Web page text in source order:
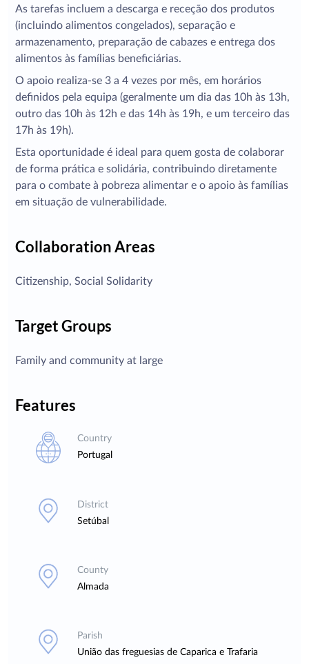
As tarefas incluem a descarga e receção dos produtos
(incluindo alimentos congelados), separação e
armazenamento, preparação de cabazes e entrega dos
alimentos às famílias beneficiárias.
O apoio realiza-se 3 a 4 vezes por mês, em horários
definidos pela equipa (geralmente um dia das 10h às 13h,
outro das 10h às 12h e das 14h às 19h, e um terceiro das
17h às 19h).
Esta oportunidade é ideal para quem gosta de colaborar
de forma prática e solidária, contribuindo diretamente
para o combate à pobreza alimentar e o apoio às famílias
em situação de vulnerabilidade.
Collaboration Areas
Citizenship, Social Solidarity
Target Groups
Family and community at large
Features
Country
Portugal
District
Setúbal
County
Almada
Parish
União das freguesias de Caparica e Trafaria